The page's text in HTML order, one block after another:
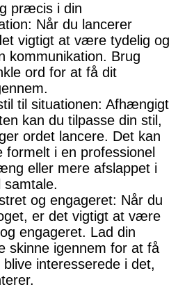
præcis i din
Når du lancerer
vigtigt at være tydelig og
kommunikation. Brug
ord for at få dit
til situationen: Afhængigt
kan du tilpasse din stil,
ordet lancere. Det kan
i en professionel
eller mere afslappet i
samtale.
og engageret: Når du
er det vigtigt at være
engageret. Lad din
skinne igennem for at få
interesserede i det,